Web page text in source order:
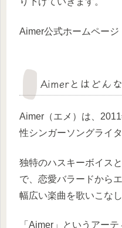
Aimer公式ホームページ
Aimerとはどん
Aimer（エメ）は、
性シンガーソングライタ
独特のハスキーボイス
で、恋愛バラードから
幅広い楽曲を歌いこなし
「Aimer」というアー